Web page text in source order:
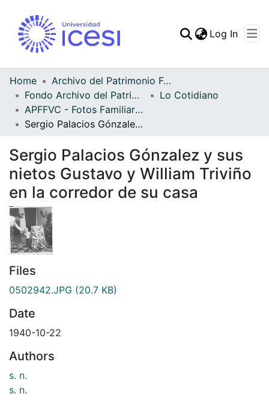
Statistics
Log In
Home
Archivo del Patrimonio Fotográfico y Fílmico del Valle del Cauca
Fondo Archivo del Patrimonio Fotográfico y Fílmico del Valle del Cauca
Lo Cotidiano
APFFVC - Fotos Familiares - Patrimonial
Sergio Palacios Gónzalez y sus nietos Gustavo y William Triviño en la corredor de su casa
Sergio Palacios Gónzalez y sus
nietos Gustavo y William Triviño
en la corredor de su casa
Files
0502942.JPG (20.7 KB)
Date
1940-10-22
Authors
s. n.
s. n.